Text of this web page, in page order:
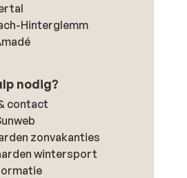
Hinterglemm
nodig?
contact
zonvakanties
wintersport